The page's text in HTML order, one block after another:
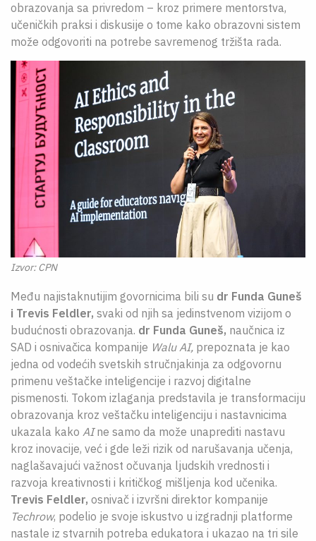
obrazovanja sa privredom – kroz primere mentorstva,
učeničkih praksi i diskusije o tome kako obrazovni sistem
može odgovoriti na potrebe savremenog tržišta rada.
Izvor: CPN
Među najistaknutijim govornicima bili su dr Funda Guneš
i Trevis Feldler, svaki od njih sa jedinstvenom vizijom o
budućnosti obrazovanja. dr Funda Guneš, naučnica iz
SAD i osnivačica kompanije Walu AI, prepoznata je kao
jedna od vodećih svetskih stručnjakinja za odgovornu
primenu veštačke inteligencije i razvoj digitalne
pismenosti. Tokom izlaganja predstavila je transformaciju
obrazovanja kroz veštačku inteligenciju i nastavnicima
ukazala kako AIne samo da može unaprediti nastavu
kroz inovacije, već i gde leži rizik od narušavanja učenja,
naglašavajući važnost očuvanja ljudskih vrednosti i
razvoja kreativnosti i kritičkog mišljenja kod učenika.
Trevis Feldler, osnivač i izvršni direktor kompanije
Techrow, podelio je svoje iskustvo u izgradnji platforme
nastale iz stvarnih potreba edukatora i ukazao na tri sile